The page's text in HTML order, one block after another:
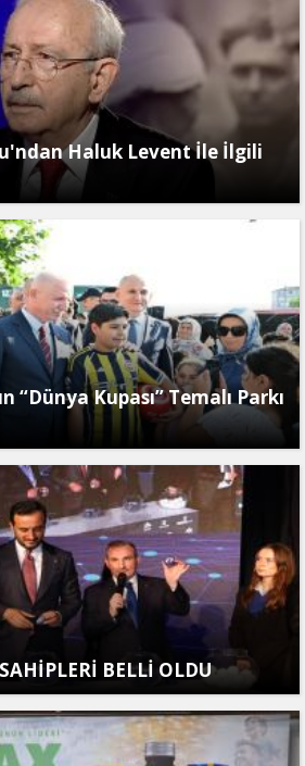
Haluk Levent İle İlgili
“Dünya Kupası” Temalı Parkı
BELLİ OLDU